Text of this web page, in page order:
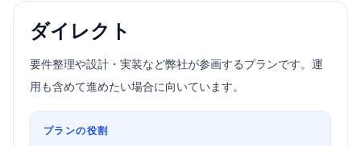
ダイレクト
要件整理や設計・実装など弊社が参画するプランです。運
用も含めて進めたい場合に向いています。
プランの役割